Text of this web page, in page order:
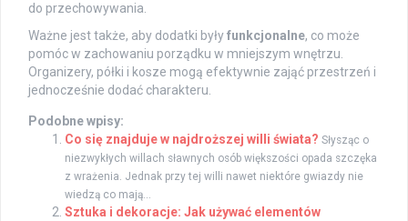
do przechowywania.
Ważne jest także, aby dodatki byłyfunkcjonalne, co może
pomóc w zachowaniu porządku w mniejszym wnętrzu.
Organizery, półki i kosze mogą efektywnie zająć przestrzeń i
jednocześnie dodać charakteru.
Podobne wpisy:
Co się znajduje w najdroższej willi świata? Słysząc o
niezwykłych willach sławnych osób większości opada szczęka
z wrażenia. Jednak przy tej willi nawet niektóre gwiazdy nie
wiedzą co mają...
Sztuka i dekoracje: Jak używać elementów